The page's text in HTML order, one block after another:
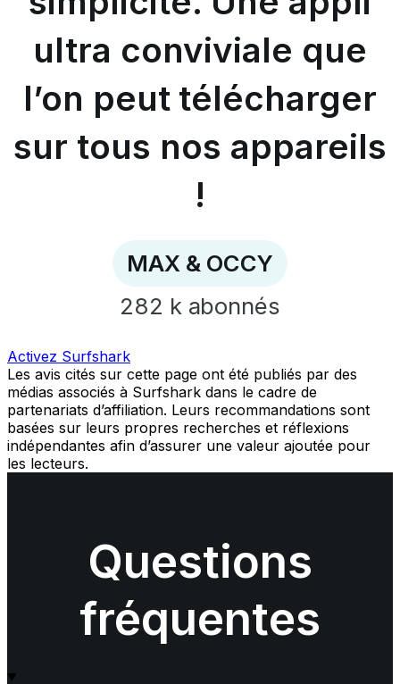
que
peut
télécharger
sur
tous
!
&
ultra conviviale que
l’on peut télécharger
sur tous nos appareils
!
MAX & OCCY
282 k abonnés
Activez Surfshark
Les avis cités sur cette page ont été publiés par des
médias associés à Surfshark dans le cadre de
partenariats d’affiliation. Leurs recommandations sont
basées sur leurs propres recherches et réflexions
indépendantes afin d’assurer une valeur ajoutée pour
les lecteurs.
Questions
fréquentes